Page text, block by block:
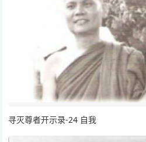
寻灭尊者开示录-24 自我